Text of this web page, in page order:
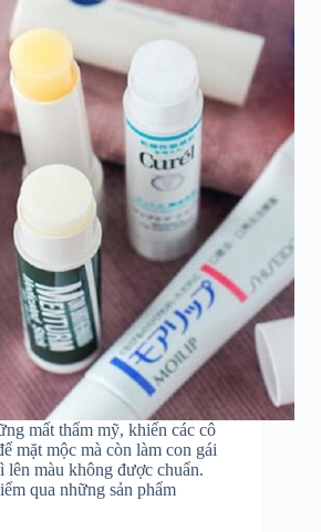
mất thẩm mỹ, khiến các cô
mặt mộc mà còn làm con gái
lên màu không được chuẩn.
qua những sản phẩm